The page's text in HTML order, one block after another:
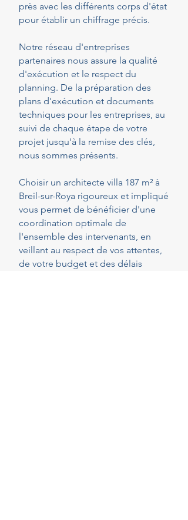
près avec les différents corps d'état
pour établir un chiffrage précis.
Notre réseau d'entreprises
partenaires nous assure la qualité
d'exécution et le respect du
planning. De la préparation des
plans d'exécution et documents
techniques pour les entreprises, au
suivi de chaque étape de votre
projet jusqu'à la remise des clés,
nous sommes présents.
Choisir un architecte villa 187 m² à
Breil-sur-Roya rigoureux et impliqué
vous permet de bénéficier d'une
coordination optimale de
l'ensemble des intervenants, en
veillant au respect de vos attentes,
de votre budget et des délais